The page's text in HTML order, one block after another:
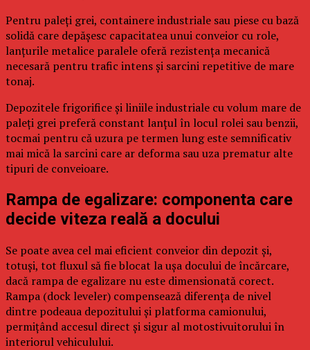
Pentru paleți grei, containere industriale sau piese cu bază
solidă care depășesc capacitatea unui conveior cu role,
lanțurile metalice paralele oferă rezistența mecanică
necesară pentru trafic intens și sarcini repetitive de mare
tonaj.
Depozitele frigorifice și liniile industriale cu volum mare de
paleți grei preferă constant lanțul în locul rolei sau benzii,
tocmai pentru că uzura pe termen lung este semnificativ
mai mică la sarcini care ar deforma sau uza prematur alte
tipuri de conveioare.
Rampa de egalizare: componenta care
decide viteza reală a docului
Se poate avea cel mai eficient conveior din depozit și,
totuși, tot fluxul să fie blocat la ușa docului de încărcare,
dacă rampa de egalizare nu este dimensionată corect.
Rampa (dock leveler) compensează diferența de nivel
dintre podeaua depozitului și platforma camionului,
permițând accesul direct și sigur al motostivuitorului în
interiorul vehiculului.